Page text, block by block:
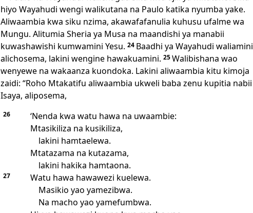
hiyo Wayahudi wengi walikutana na Paulo katika nyumba yake.
Aliwaambia kwa siku nzima, akawafafanulia kuhusu ufalme wa
Mungu. Alitumia Sheria ya Musa na maandishi ya manabii
kuwashawishi kumwamini Yesu. 24 Baadhi ya Wayahudi waliamini
alichosema, lakini wengine hawakuamini. 25Walibishana wao
wenyewe na wakaanza kuondoka. Lakini aliwaambia kitu kimoja
zaidi: “Roho Mtakatifu aliwaambia ukweli baba zenu kupitia nabii
Isaya, aliposema,
26
‘Nenda kwa watu hawa na uwaambie:
Mtasikiliza na kusikiliza,
lakini hamtaelewa.
Mtatazama na kutazama,
lakini hakika hamtaona.
27
Watu hawa hawawezi kuelewa.
Masikio yao yamezibwa.
Na macho yao yamefumbwa.